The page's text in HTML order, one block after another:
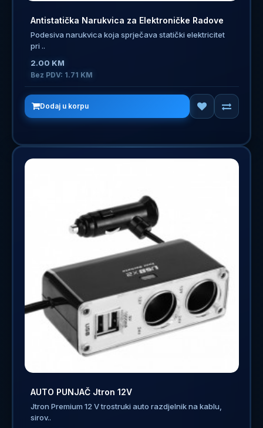
Antistatička Narukvica za Elektroničke Radove
Podesiva narukvica koja sprječava statički elektricitet
pri ..
2.00 KM
Bez PDV: 1.71 KM
Dodaj u korpu
AUTO PUNJAČ Jtron 12V
Jtron Premium 12 V trostruki auto razdjelnik na kablu,
sirov..